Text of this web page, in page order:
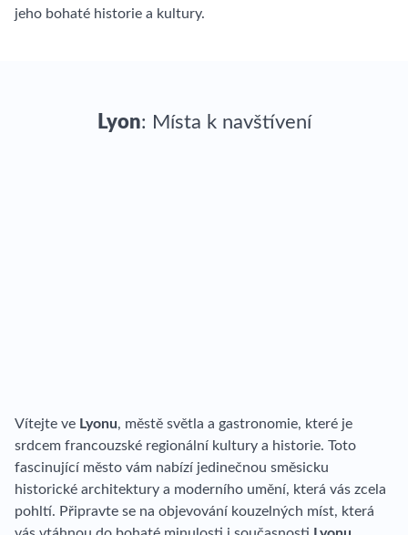
jeho bohaté historie a kultury.
Lyon: Místa k navštívení
Vítejte ve Lyonu, městě světla a gastronomie, které je
srdcem francouzské regionální kultury a historie. Toto
fascinující město vám nabízí jedinečnou směsicku
historické architektury a moderního umění, která vás zcela
pohltí. Připravte se na objevování kouzelných míst, která